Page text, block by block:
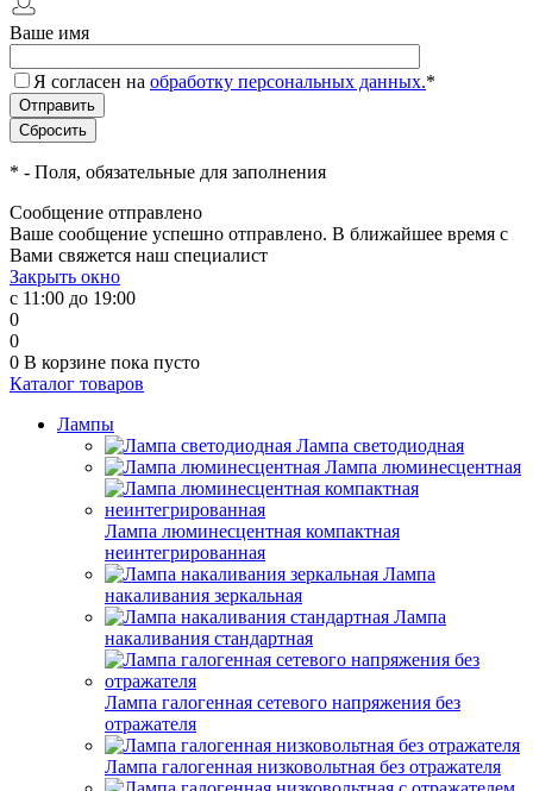
Ваше имя
Я согласен на обработку персональных данных.*
* - Поля, обязательные для заполнения
Сообщение отправлено
Ваше сообщение успешно отправлено. В ближайшее время с
Вами свяжется наш специалист
Закрыть окно
с 11:00 до 19:00
0
0
0 В корзине пока пусто
Каталог товаров
Лампы
Лампа светодиодная
Лампа люминесцентная
Лампа люминесцентная компактная
неинтегрированная
Лампа
накаливания зеркальная
Лампа
накаливания стандартная
Лампа галогенная сетевого напряжения без
отражателя
Лампа галогенная низковольтная без отражателя